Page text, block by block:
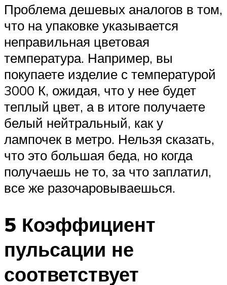
Проблема дешевых аналогов в том,
что на упаковке указывается
неправильная цветовая
температура. Например, вы
покупаете изделие с температурой
3000 К, ожидая, что у нее будет
теплый цвет, а в итоге получаете
белый нейтральный, как у
лампочек в метро. Нельзя сказать,
что это большая беда, но когда
получаешь не то, за что заплатил,
все же разочаровываешься.
5 Коэффициент
пульсации не
соответствует